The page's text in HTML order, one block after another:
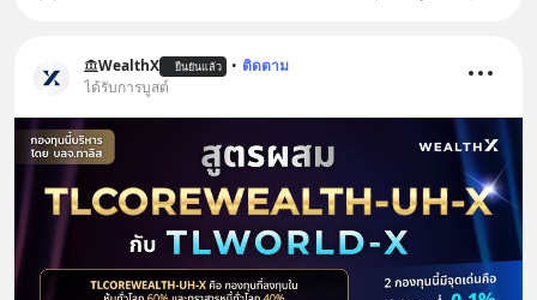
WealthX ยืนยันแล้ว • ติดตาม
ได้รับการบูสต์